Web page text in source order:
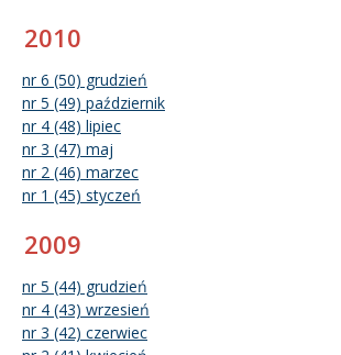
2010
nr 6 (50) grudzień
nr 5 (49) październik
nr 4 (48) lipiec
nr 3 (47) maj
nr 2 (46) marzec
nr 1 (45) styczeń
2009
nr 5 (44) grudzień
nr 4 (43) wrzesień
nr 3 (42) czerwiec